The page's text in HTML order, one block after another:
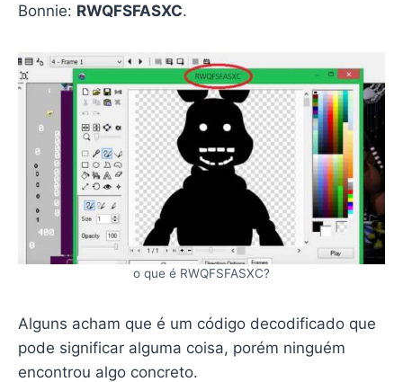
Bonnie: RWQFSFASXC.
o que é RWQFSFASXC?
Alguns acham que é um código decodificado que
pode significar alguma coisa, porém ninguém
encontrou algo concreto.